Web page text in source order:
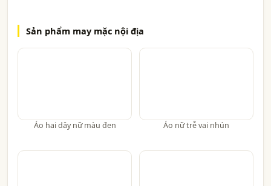
Sản phẩm may mặc nội địa
Áo hai dây nữ màu đen Áo nữ trễ vai nhún